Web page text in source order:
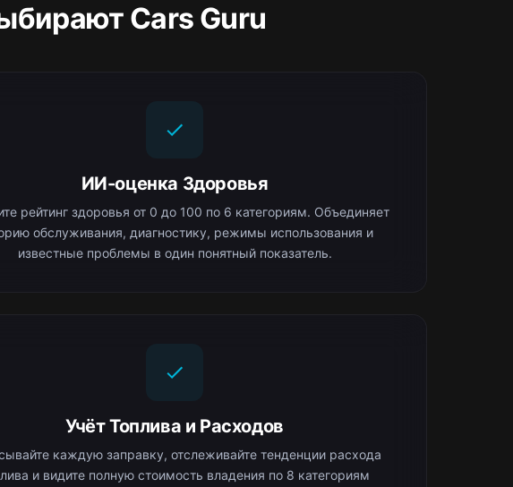
Cars Guru
ИИ-оценка Здоровья
рейтинг здоровья от 0 до 100 по 6 категориям. Объединяет
обслуживания, диагностику, режимы использования и
известные проблемы в один понятный показатель.
Учёт Топлива и Расходов
каждую заправку, отслеживайте тенденции расхода
и видите полную стоимость владения по 8 категориям